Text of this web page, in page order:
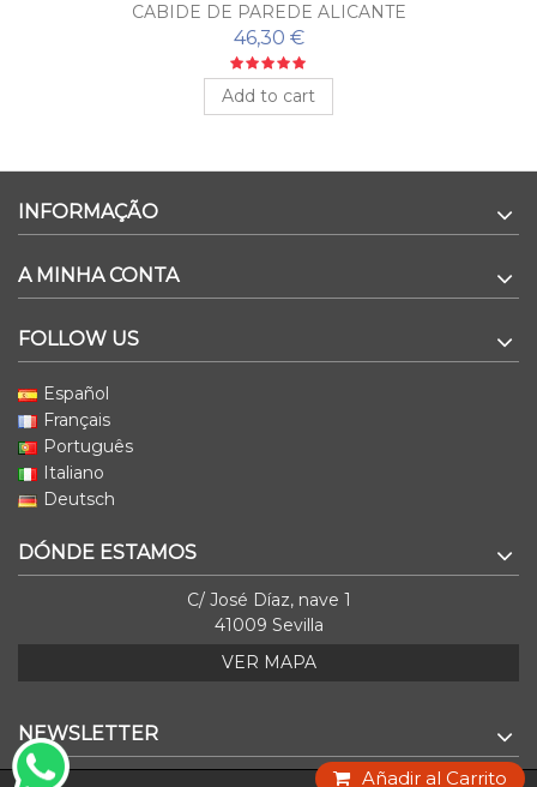
CABIDE DE PAREDE ALICANTE
46,30 €
Add to cart
INFORMAÇÃO
A MINHA CONTA
FOLLOW US
Español
Français
Português
Italiano
Deutsch
DÓNDE ESTAMOS
C/ José Díaz, nave 1
41009 Sevilla
VER MAPA
NEWSLETTER
Añadir al Carrito